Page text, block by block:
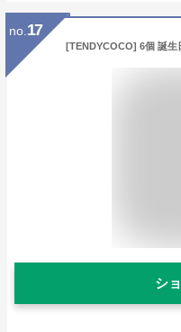
no. 17
シ